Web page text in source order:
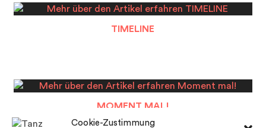
Cookie-Zustimmung
TIMELINE
MOMENT MAL!